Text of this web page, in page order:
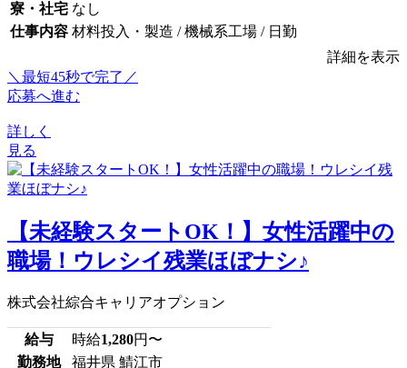
寮・社宅 なし
仕事内容 材料投入・製造 / 機械系工場 / 日勤
詳細を表示
＼最短45秒で完了／
応募へ進む
詳しく
見る
【未経験スタートOK！】女性活躍中の
職場！ウレシイ残業ほぼナシ♪
株式会社綜合キャリアオプション
給与 時給1,280円〜
勤務地
福井県 鯖江市